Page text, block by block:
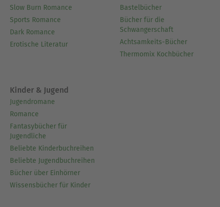
Slow Burn Romance
Sports Romance
Dark Romance
Erotische Literatur
Bastelbücher
Bücher für die
Schwangerschaft
Achtsamkeits-Bücher
Thermomix Kochbücher
Kinder & Jugend
Jugendromane
Romance
Fantasybücher für
Jugendliche
Beliebte Kinderbuchreihen
Beliebte Jugendbuchreihen
Bücher über Einhörner
Wissensbücher für Kinder